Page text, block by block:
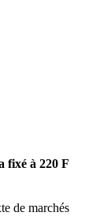
fixé à 220 F
de marchés